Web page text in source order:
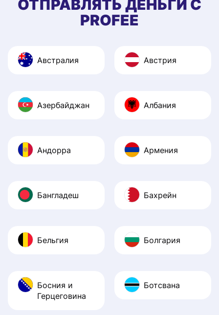
ОТПРАВЛЯТЬ ДЕНЬГИ С
PROFEE
Австралия Австрия
Азербайджан Албания
Андорра Армения
Бангладеш Бахрейн
Бельгия Болгария
Босния и
Герцеговина
Ботсвана